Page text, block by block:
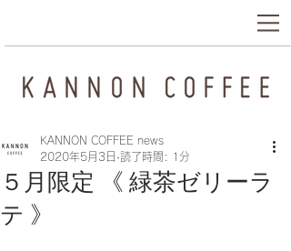
５月限定 《 緑茶ゼリーラ
テ 》
KANNON COFFEE news
2020年5月3日 読了時間: 1分